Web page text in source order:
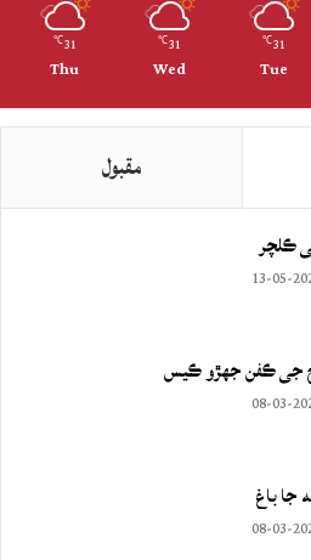
31
℃
Tue
31
℃
Wed
31
℃
Thu
مقبول
ڪلچر
13-05-
جي ڪفن جھڙو ڪيس
08-03-
جا باغ
08-03-